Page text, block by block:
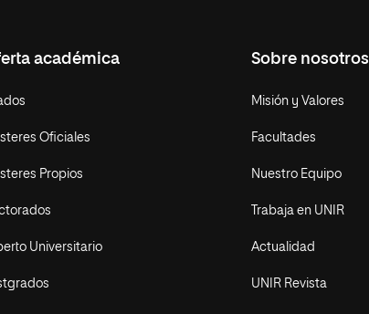
académica
Oficiales
Propios
Universitario
Sobre nosotros
Misión y Valores
Facultades
Nuestro Equipo
Trabaja en UNIR
Actualidad
UNIR Revista